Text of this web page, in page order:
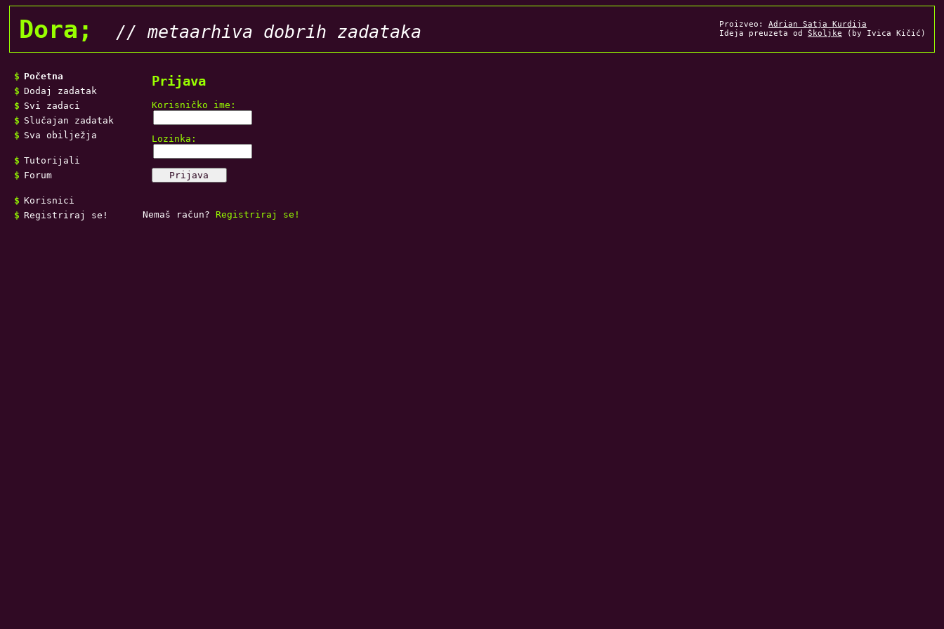
Dora; // metaarhiva dobrih zadataka Proizveo: Adrian Satja Kurdija
Ideja preuzeta od Školjke (by Ivica Kičić)
Početna
Dodaj zadatak
Svi zadaci
Slučajan zadatak
Sva obilježja
Tutorijali
Forum
Korisnici
Registriraj se!
Prijava
Korisničko ime:
Lozinka:
Nemaš račun? Registriraj se!